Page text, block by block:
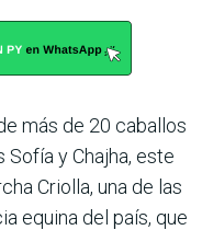
más de 20 caballos
y Chajha, este
Criolla, una de las
equina del país, que